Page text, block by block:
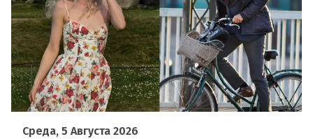
Среда, 5 Августа 2026